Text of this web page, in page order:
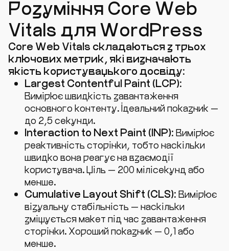
Розуміння Core Web
Vitals для WordPress
Core Web Vitals складаються з трьох
ключових метрик, які визначають
якість користувацького досвіду:
Largest Contentful Paint (LCP):
Вимірює швидкість завантаження
основного контенту. Ідеальний показник —
до 2,5 секунди.
Interaction to Next Paint (INP): Вимірює
реактивність сторінки, тобто наскільки
швидко вона реагує на взаємодії
користувача. Ціль — 200 мілісекунд або
менше.
Cumulative Layout Shift (CLS): Вимірює
візуальну стабільність — наскільки
зміщується макет під час завантаження
сторінки. Хороший показник — 0,1 або
менше.